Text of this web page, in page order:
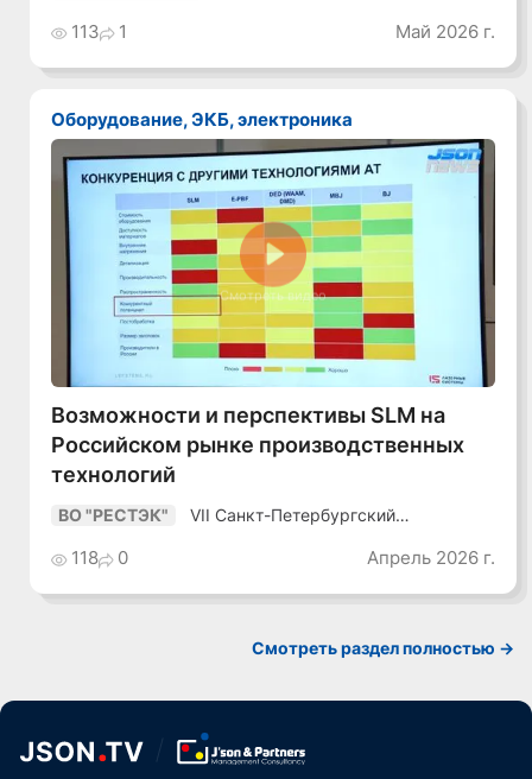
113 1 Май 2026 г.
Оборудование, ЭКБ, электроника
Смотреть видео
Возможности и перспективы SLM на
Российском рынке производственных
технологий
ВО "РЕСТЭК"
VII Санкт-Петербургский
118 0 Апрель 2026 г.
Смотреть раздел полностью ->